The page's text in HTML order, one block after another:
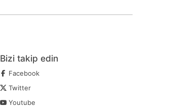
Bizi takip edin
Facebook
Twitter
Youtube